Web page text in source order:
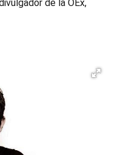
de la OEx,